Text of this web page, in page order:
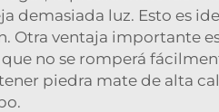
luz. Esto es
Otra ventaja importante
no se romperá
piedra mate de alta